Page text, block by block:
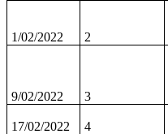
1/02/2022 2
9/02/2022 3
17/02/2022 4